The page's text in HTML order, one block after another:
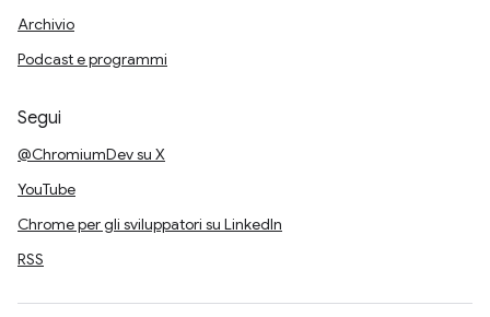
Archivio
Podcast e programmi
Segui
@ChromiumDev su X
YouTube
Chrome per gli sviluppatori su LinkedIn
RSS